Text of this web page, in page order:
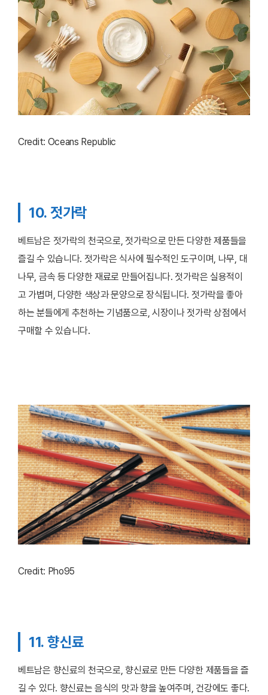
Credit: Oceans Republic
10. 젓가락
베트남은 젓가락의 천국으로, 젓가락으로 만든 다양한 제품들을
즐길 수 있습니다. 젓가락은 식사에 필수적인 도구이며, 나무, 대
나무, 금속 등 다양한 재료로 만들어집니다. 젓가락은 실용적이
고 가볍며, 다양한 색상과 문양으로 장식됩니다. 젓가락을 좋아
하는 분들에게 추천하는 기념품으로, 시장이나 젓가락 상점에서
구매할 수 있습니다.
Credit: Pho95
11. 향신료
베트남은 향신료의 천국으로, 향신료로 만든 다양한 제품들을 즐
길 수 있다. 향신료는 음식의 맛과 향을 높여주며, 건강에도 좋다.